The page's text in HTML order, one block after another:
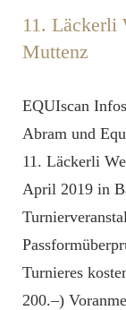
11. Läckerli
Muttenz
EQUIscan
Abram und
11. Läckerli
April 2019 in
Turnieres
200.–)